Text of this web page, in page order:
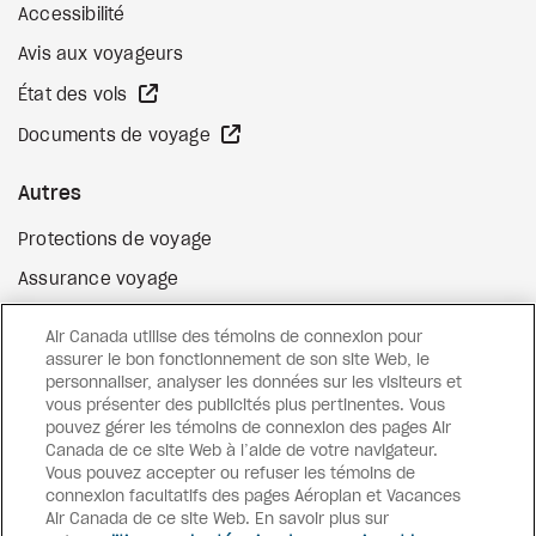
Accessibilité
Avis aux voyageurs
État des vols
Documents de voyage
Autres
Protections de voyage
Assurance voyage
Surclassement de vol
Cartes-cadeaux Site Web externe
FacebookInstagram
Pinterest
©2026Vacances Air Canada
Air Canada utilise des témoins de connexion pour
assurer le bon fonctionnement de son site Web, le
personnaliser, analyser les données sur les visiteurs et
vous présenter des publicités plus pertinentes. Vous
pouvez gérer les témoins de connexion des pages Air
Canada de ce site Web à l’aide de votre navigateur.
Vous pouvez accepter ou refuser les témoins de
connexion facultatifs des pages Aéroplan et Vacances
Air Canada de ce site Web. En savoir plus sur